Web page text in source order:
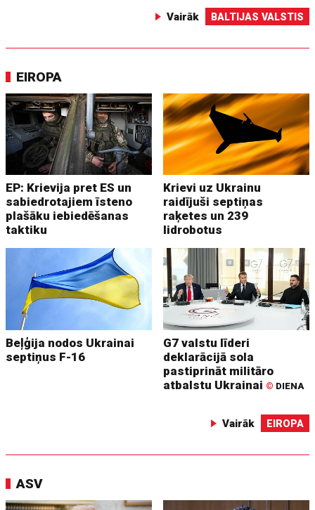
Vairāk BALTIJAS VALSTIS
EIROPA
EP: Krievija pret ES un
sabiedrotajiem īsteno
plašāku iebiedēšanas
taktiku
Krievi uz Ukrainu
raidījuši septiņas
raķetes un 239
lidrobotus
Beļģija nodos Ukrainai
septiņus F-16
G7 valstu līderi
deklarācijā sola
pastiprināt militāro
atbalstu Ukrainai © DIENA
Vairāk EIROPA
ASV